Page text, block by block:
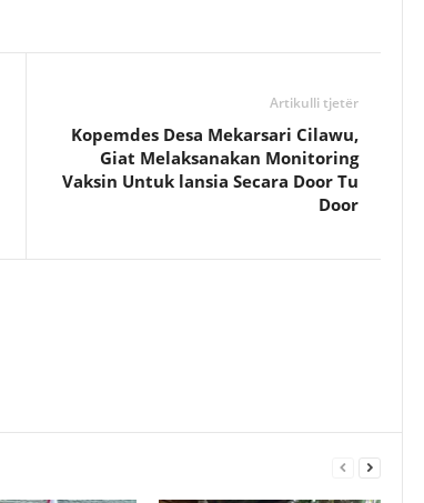
Artikulli tjetër
Kopemdes Desa Mekarsari Cilawu,
Giat Melaksanakan Monitoring
Vaksin Untuk lansia Secara Door Tu
Door